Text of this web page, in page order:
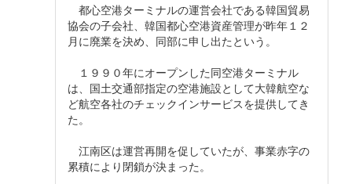
都心空港ターミナルの運営会社である韓国貿易
協会の子会社、韓国都心空港資産管理が昨年１２
月に廃業を決め、同部に申し出たという。
１９９０年にオープンした同空港ターミナル
は、国土交通部指定の空港施設として大韓航空な
ど航空各社のチェックインサービスを提供してき
た。
江南区は運営再開を促していたが、事業赤字の
累積により閉鎖が決まった。